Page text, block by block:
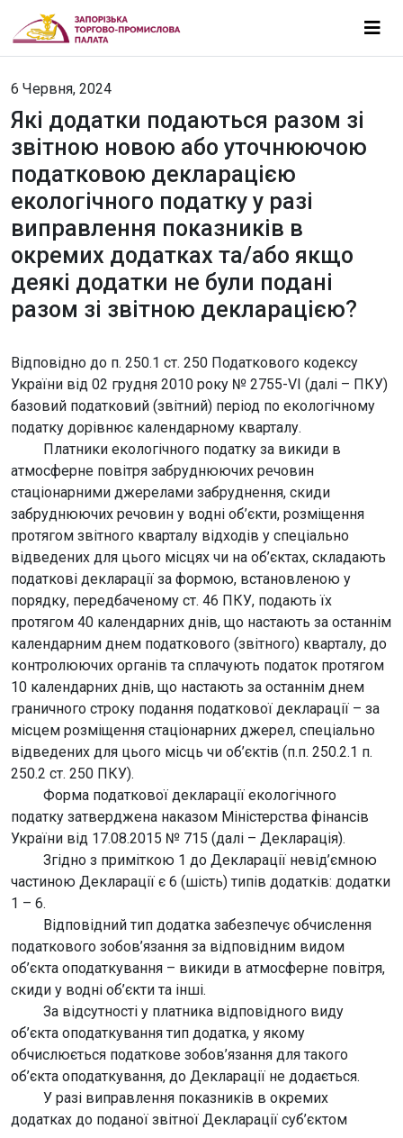
6 Червня, 2024
Які додатки подаються разом зі
звітною новою або уточнюючою
податковою декларацією
екологічного податку у разі
виправлення показників в
окремих додатках та/або якщо
деякі додатки не були подані
разом зі звітною декларацією?
Відповідно до п. 250.1 ст. 250 Податкового кодексу
України від 02 грудня 2010 року № 2755-VІ (далі – ПКУ)
базовий податковий (звітний) період по екологічному
податку дорівнює календарному кварталу.
Платники екологічного податку за викиди в
атмосферне повітря забруднюючих речовин
стаціонарними джерелами забруднення, скиди
забруднюючих речовин у водні об’єкти, розміщення
протягом звітного кварталу відходів у спеціально
відведених для цього місцях чи на об’єктах, складають
податкові декларації за формою, встановленою у
порядку, передбаченому ст. 46 ПКУ, подають їх
протягом 40 календарних днів, що настають за останнім
календарним днем податкового (звітного) кварталу, до
контролюючих органів та сплачують податок протягом
10 календарних днів, що настають за останнім днем
граничного строку подання податкової декларації – за
місцем розміщення стаціонарних джерел, спеціально
відведених для цього місць чи об’єктів (п.п. 250.2.1 п.
250.2 ст. 250 ПКУ).
Форма податкової декларації екологічного
податку затверджена наказом Міністерства фінансів
України від 17.08.2015 № 715 (далі – Декларація).
Згідно з приміткою 1 до Декларації невід’ємною
частиною Декларації є 6 (шість) типів додатків: додатки
1 – 6.
Відповідний тип додатка забезпечує обчислення
податкового зобов’язання за відповідним видом
об’єкта оподаткування – викиди в атмосферне повітря,
скиди у водні об’єкти та інші.
За відсутності у платника відповідного виду
об’єкта оподаткування тип додатка, у якому
обчислюється податкове зобов’язання для такого
об’єкта оподаткування, до Декларації не додається.
У разі виправлення показників в окремих
додатках до поданої звітної Декларації суб’єктом